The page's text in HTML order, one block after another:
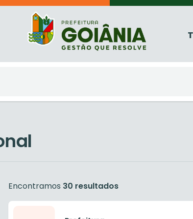
Encontramos 30 resultados